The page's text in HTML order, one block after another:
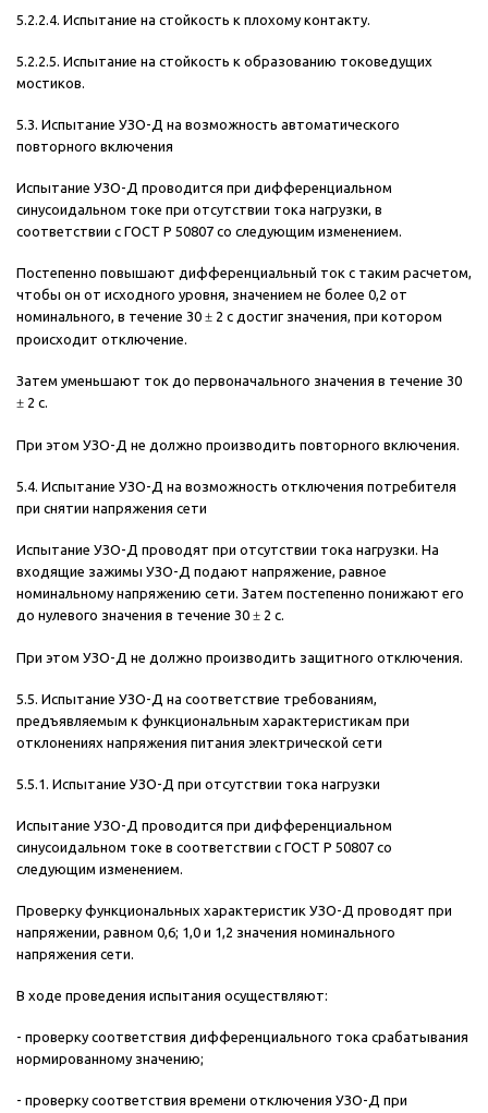
5.2.2.4. Испытание на стойкость к плохому контакту.
5.2.2.5. Испытание на стойкость к образованию токоведущих
мостиков.
5.3. Испытание УЗО-Д на возможность автоматического
повторного включения
Испытание УЗО-Д проводится при дифференциальном
синусоидальном токе при отсутствии тока нагрузки, в
соответствии с ГОСТ Р 50807 со следующим изменением.
Постепенно повышают дифференциальный ток с таким расчетом,
чтобы он от исходного уровня, значением не более 0,2 от
номинального, в течение 30 ± 2 с достиг значения, при котором
происходит отключение.
Затем уменьшают ток до первоначального значения в течение 30
± 2 с.
При этом УЗО-Д не должно производить повторного включения.
5.4. Испытание УЗО-Д на возможность отключения потребителя
при снятии напряжения сети
Испытание УЗО-Д проводят при отсутствии тока нагрузки. На
входящие зажимы УЗО-Д подают напряжение, равное
номинальному напряжению сети. Затем постепенно понижают его
до нулевого значения в течение 30 ± 2 с.
При этом УЗО-Д не должно производить защитного отключения.
5.5. Испытание УЗО-Д на соответствие требованиям,
предъявляемым к функциональным характеристикам при
отклонениях напряжения питания электрической сети
5.5.1. Испытание УЗО-Д при отсутствии тока нагрузки
Испытание УЗО-Д проводится при дифференциальном
синусоидальном токе в соответствии с ГОСТ Р 50807 со
следующим изменением.
Проверку функциональных характеристик УЗО-Д проводят при
напряжении, равном 0,6; 1,0 и 1,2 значения номинального
напряжения сети.
В ходе проведения испытания осуществляют:
- проверку соответствия дифференциального тока срабатывания
нормированному значению;
- проверку соответствия времени отключения УЗО-Д при